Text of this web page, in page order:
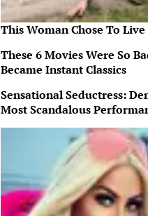
This Woman Chose To
These 6 Movies Were So
Became Instant Classics
Sensational Seductress:
Most Scandalous